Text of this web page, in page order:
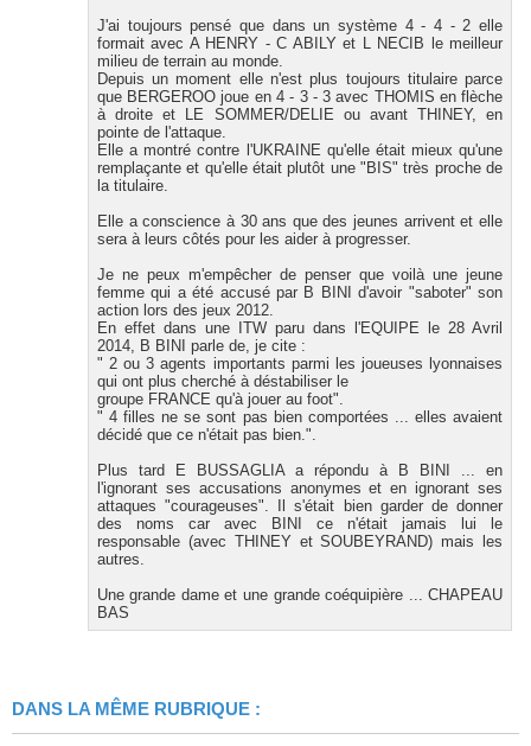
J'ai toujours pensé que dans un système 4 - 4 - 2 elle
formait avec A HENRY - C ABILY et L NECIB le meilleur
milieu de terrain au monde.
Depuis un moment elle n'est plus toujours titulaire parce
que BERGEROO joue en 4 - 3 - 3 avec THOMIS en flèche
à droite et LE SOMMER/DELIE ou avant THINEY, en
pointe de l'attaque.
Elle a montré contre l'UKRAINE qu'elle était mieux qu'une
remplaçante et qu'elle était plutôt une "BIS" très proche de
la titulaire.
Elle a conscience à 30 ans que des jeunes arrivent et elle
sera à leurs côtés pour les aider à progresser.
Je ne peux m'empêcher de penser que voilà une jeune
femme qui a été accusé par B BINI d'avoir "saboter" son
action lors des jeux 2012.
En effet dans une ITW paru dans l'EQUIPE le 28 Avril
2014, B BINI parle de, je cite :
" 2 ou 3 agents importants parmi les joueuses lyonnaises
qui ont plus cherché à déstabiliser le
groupe FRANCE qu'à jouer au foot".
" 4 filles ne se sont pas bien comportées ... elles avaient
décidé que ce n'était pas bien.".
Plus tard E BUSSAGLIA a répondu à B BINI ... en
l'ignorant ses accusations anonymes et en ignorant ses
attaques "courageuses". Il s'était bien garder de donner
des noms car avec BINI ce n'était jamais lui le
responsable (avec THINEY et SOUBEYRAND) mais les
autres.
Une grande dame et une grande coéquipière ... CHAPEAU
BAS
DANS LA MÊME RUBRIQUE :